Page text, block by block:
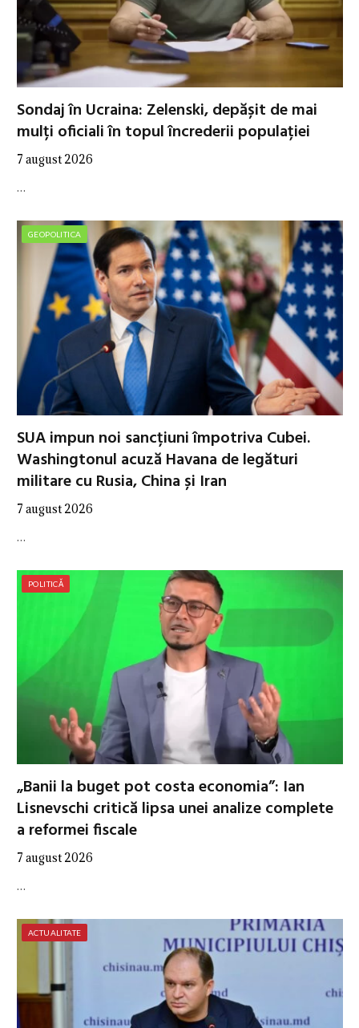
Sondaj în Ucraina: Zelenski, depășit de mai
mulți oficiali în topul încrederii populației
7 august 2026
…
GEOPOLITICA
SUA impun noi sancțiuni împotriva Cubei.
Washingtonul acuză Havana de legături
militare cu Rusia, China și Iran
7 august 2026
…
POLITICĂ
„Banii la buget pot costa economia”: Ian
Lisnevschi critică lipsa unei analize complete
a reformei fiscale
7 august 2026
…
ACTUALITATE